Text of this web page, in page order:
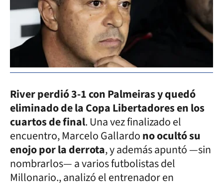
River perdió 3-1 con Palmeiras y quedó
eliminado de la Copa Libertadores en los
cuartos de final. Una vez finalizado el
encuentro, Marcelo Gallardono ocultó su
enojo por la derrota, y además apuntó —sin
nombrarlos— a varios futbolistas del
Millonario., analizó el entrenador en